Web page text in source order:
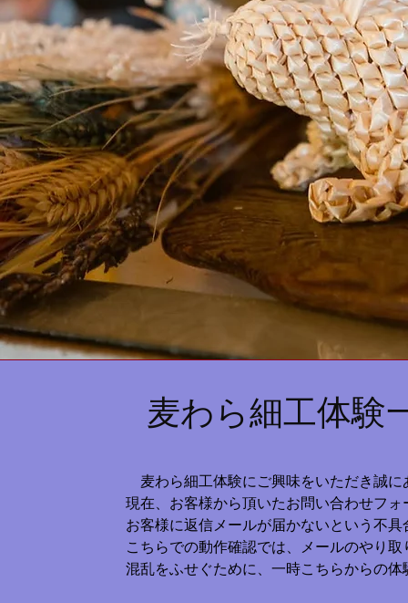
麦わら細工体験
麦わら細工体験にご興味をいただき誠に
現在、お客様から頂いたお問い合わせフ
お客様に返信メールが届かないという不
こちらでの動作確認では、メールのやり
混乱をふせぐために、一時こちらからの